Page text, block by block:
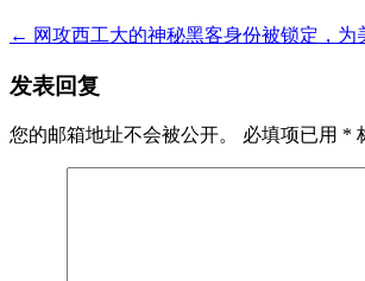
← 网攻西工大的神秘黑客身份被锁定，
发表回复
您的邮箱地址不会被公开。 必填项已用 *